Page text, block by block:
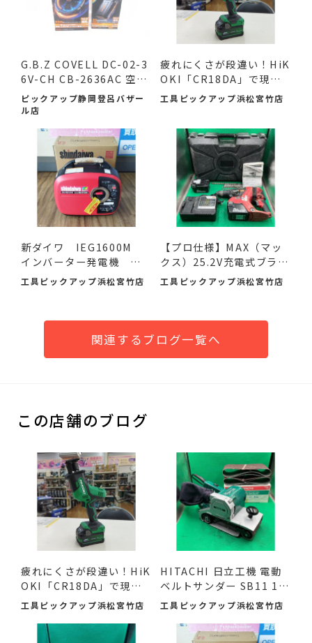
G.B.Z COVELL DC-02-3
6V-CH CB-2636AC 空調
作業服...
ピックアップ静岡登呂バザー
ル店
疲れにくさが段違い！HiK
OKI「CR18DA」で現場
の作...
工具ピックアップ浜松宮竹店
新ダイワ IEG1600M
インバーター発電機 入
荷し...
工具ピックアップ浜松宮竹店
【プロ仕様】MAX（マッ
クス）25.2V充電式ブラシ
レ...
工具ピックアップ浜松宮竹店
関連するブログ一覧へ
この店舗のブログ
疲れにくさが段違い！HiK
OKI「CR18DA」で現場
の作...
工具ピックアップ浜松宮竹店
HITACHI 日立工機 電動
ベルトサンダー SB11 11
0mm ...
工具ピックアップ浜松宮竹店